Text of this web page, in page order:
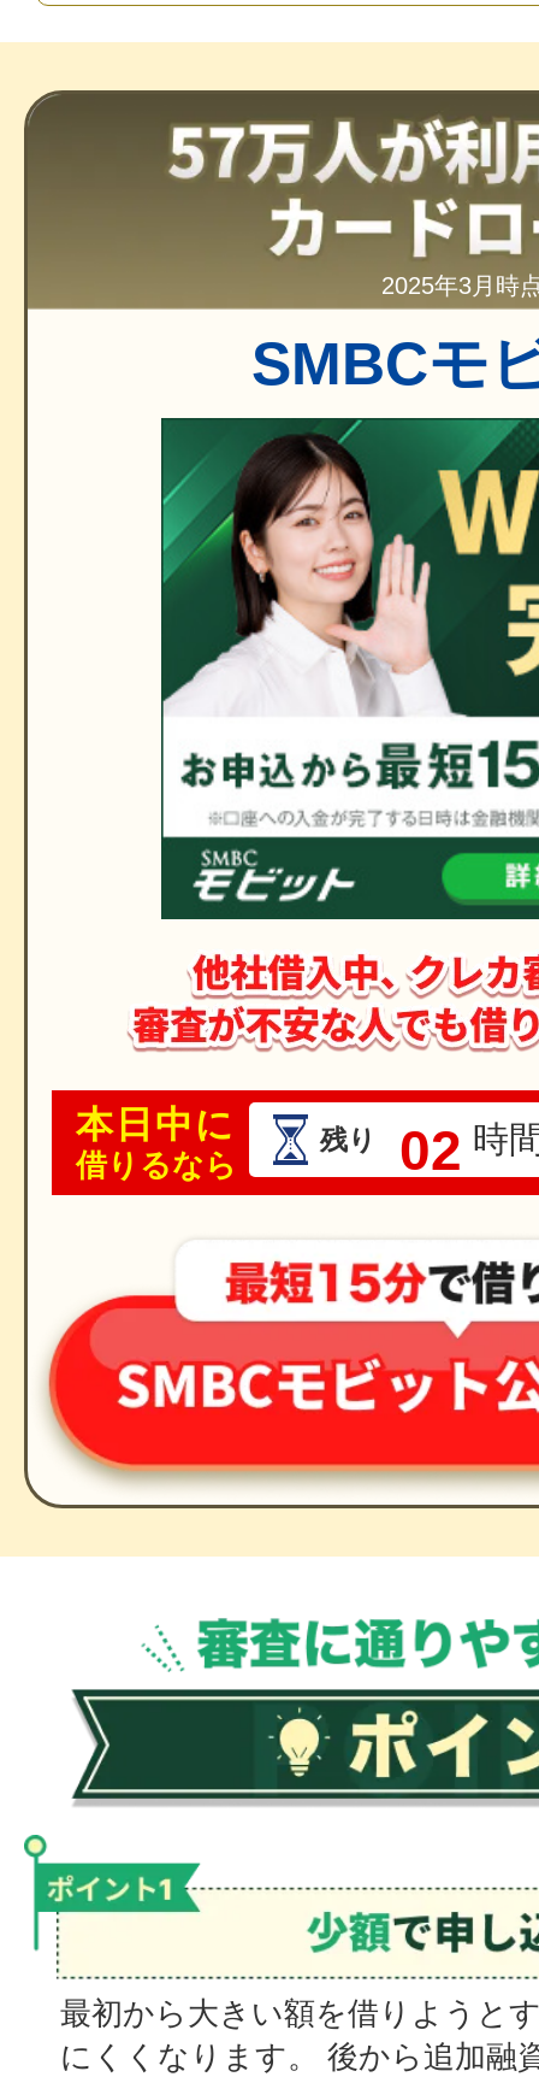
2025年3月時
SMBCモ
本日中に
借りるなら
残り 02 時
最初から大きい額を借りようと
にくくなります。 後から追加融